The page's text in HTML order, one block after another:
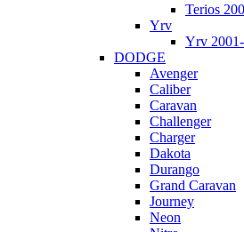
Terios
Yrv
Yrv
DODGE
Avenger
Caliber
Caravan
Challenger
Charger
Dakota
Durango
Grand Caravan
Journey
Neon